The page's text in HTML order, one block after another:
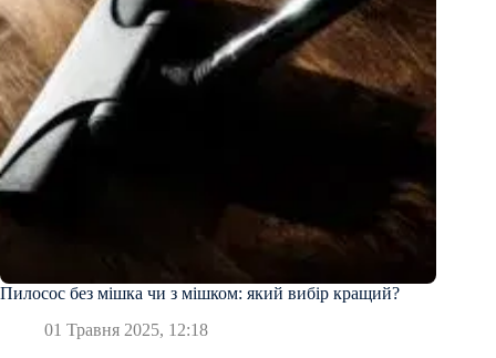
Пилосос без мішка чи з мішком: який вибір кращий?
01 Травня 2025, 12:18